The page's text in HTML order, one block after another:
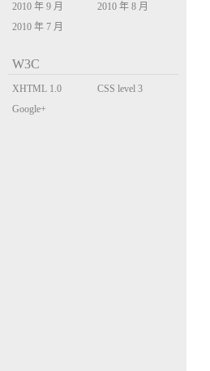
2010 年 9 月
2010 年 8 月
2010 年 7 月
W3C
XHTML 1.0
Transitional
CSS level 3
Google+